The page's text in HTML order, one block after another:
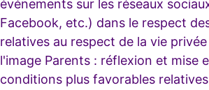
événements sur les réseaux
Facebook, etc.) dans le respect
relatives au respect de la vie
l'image Parents : réflexion et mise
conditions plus favorables